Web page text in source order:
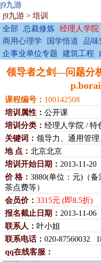
j9九游
j9九游 > 培训
全部
总裁修炼 经理人学院
商用心理学
国学悟道 品味
企事业单位专题
建筑工程
领导者之剑—问题分
课程编号： 100142508
培训属性： 公开课
培训分类： 经理人学院 / 特
关键词： 领导力、通用管理
地 点： 北京北京
培训开始日期： 2013-11-20
价 格： 3880(单位：元)（
茶点费等）
会员价： 3315元 (即8.5折)
报名截止日期： 2013-11-06
联系人： 叶小姐
联系电话： 020-87560032
qq在线客服：